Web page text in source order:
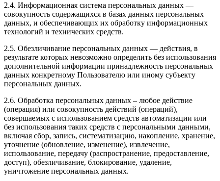
2.4. Информационная система персональных данных —
совокупность содержащихся в базах данных персональных
данных, и обеспечивающих их обработку информационных
технологий и технических средств.
2.5. Обезличивание персональных данных — действия, в
результате которых невозможно определить без использования
дополнительной информации принадлежность персональных
данных конкретному Пользователю или иному субъекту
персональных данных.
2.6. Обработка персональных данных – любое действие
(операция) или совокупность действий (операций),
совершаемых с использованием средств автоматизации или
без использования таких средств с персональными данными,
включая сбор, запись, систематизацию, накопление, хранение,
уточнение (обновление, изменение), извлечение,
использование, передачу (распространение, предоставление,
доступ), обезличивание, блокирование, удаление,
уничтожение персональных данных.